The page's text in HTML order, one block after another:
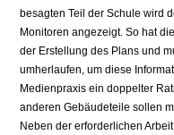
besagten Teil der Schule wird
Monitoren angezeigt. So hat
der Erstellung des Plans und
umherlaufen, um diese
Medienpraxis ein doppelter
anderen Gebäudeteile sollen
Neben der erforderlichen